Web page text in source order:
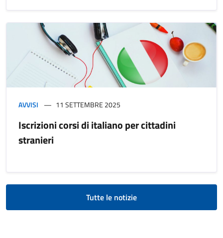
AVVISI 11 SETTEMBRE 2025
Iscrizioni corsi di italiano per cittadini
stranieri
Tutte le notizie